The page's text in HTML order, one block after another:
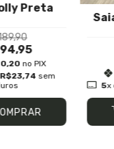
Preta
no PIX
R$23,74 sem
5x